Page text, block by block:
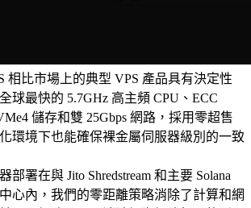
相比市場上的典型 VPS 產品具有決定性
球最快的 5.7GHz 高主頻 CPU、ECC
儲存和雙 25Gbps 網路，採用零超售
環境下也能確保裸金屬伺服器級別的一致
部署在與 Jito Shredstream 和主要 Solana
心內，我們的零距離策略消除了計算和網